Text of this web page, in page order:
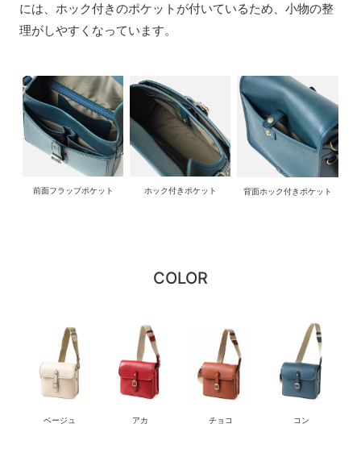
には、ホック付きのポケットが付いているため、小物の整
理がしやすくなっています。
前面フラップポケット ホック付きポケット 背面ホック付きポケット
COLOR
ベージュ アカ チョコ コン